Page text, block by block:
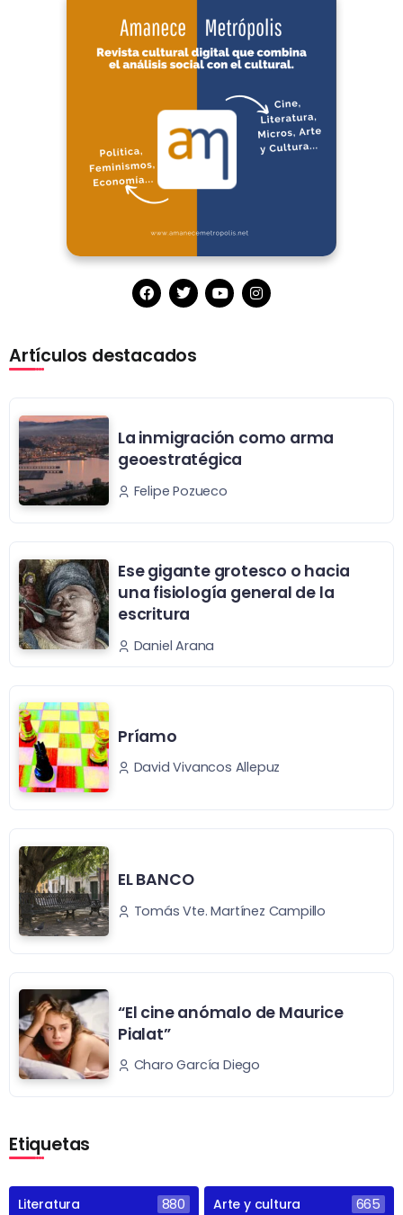
Artículos destacados
La inmigración como arma
geoestratégica
Felipe Pozueco
Ese gigante grotesco o hacia
una fisiología general de la
escritura
Daniel Arana
Príamo
David Vivancos Allepuz
EL BANCO
Tomás Vte. Martínez Campillo
“El cine anómalo de Maurice
Pialat”
Charo García Diego
Etiquetas
Literatura 880 Arte y cultura 665